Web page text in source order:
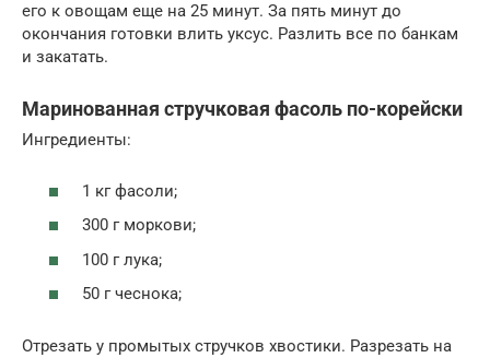
его к овощам еще на 25 минут. За пять минут до
окончания готовки влить уксус. Разлить все по банкам
и закатать.
Маринованная стручковая фасоль по-корейски
Ингредиенты:
1 кг фасоли;
300 г моркови;
100 г лука;
50 г чеснока;
Отрезать у промытых стручков хвостики. Разрезать на